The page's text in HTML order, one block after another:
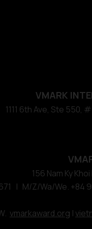
VMARK
​1111 6th Ave, Ste 550,
156 Nam Ky
| M/Z/Wa/We. +84
vmarkaward.org |